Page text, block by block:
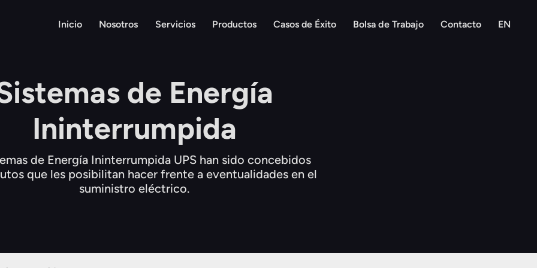
Inicio Nosotros Servicios Productos Casos de Éxito Bolsa de Trabajo Contacto EN
de Energía
Ininterrumpida
de Energía Ininterrumpida UPS han sido concebidos
que les posibilitan hacer frente a eventualidades en el
suministro eléctrico.